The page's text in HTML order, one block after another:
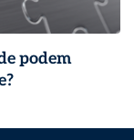
podem